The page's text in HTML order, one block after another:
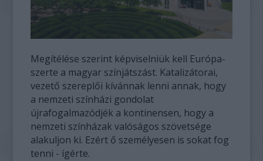
Megítélése szerint képviselniük kell Európa-
szerte a magyar színjátszást. Katalizátorai,
vezető szereplői kívánnak lenni annak, hogy
a nemzeti színházi gondolat
újrafogalmazódjék a kontinensen, hogy a
nemzeti színházak valóságos szövetsége
alakuljon ki. Ezért ő személyesen is sokat fog
tenni - ígérte.